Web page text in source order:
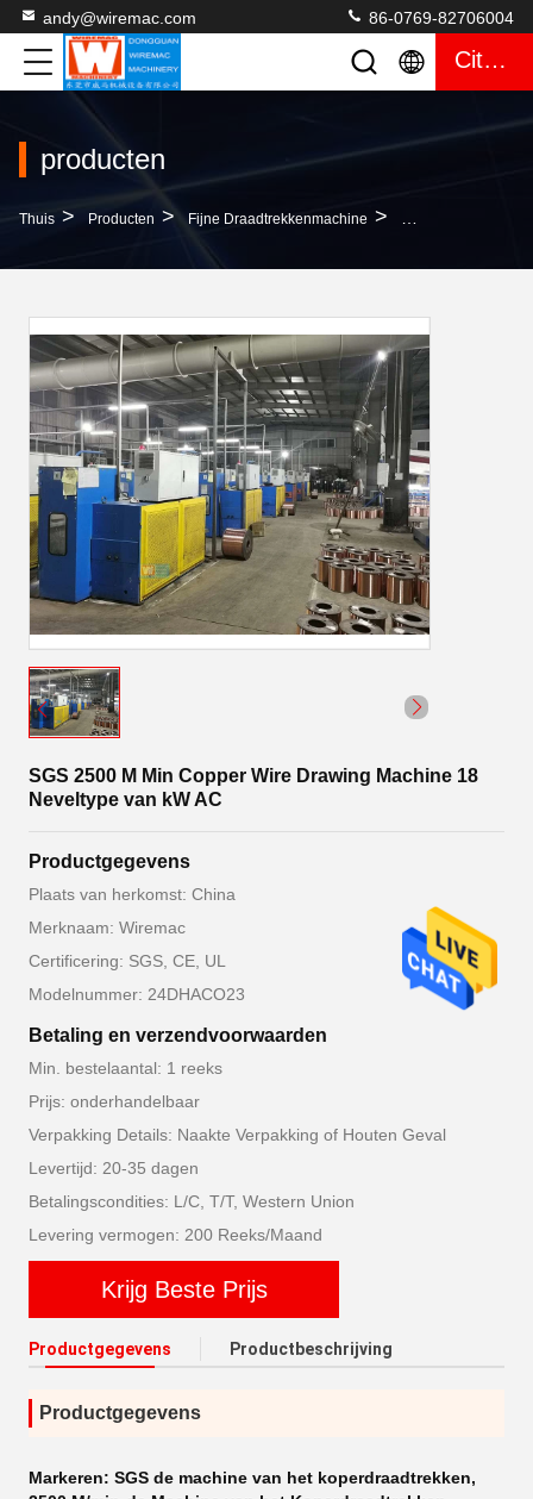
andy@wiremac.com 86-0769-82706004
Citaat
producten
Thuis > Producten > Fijne Draadtrekkenmachine > SGS 2500 M Min
SGS 2500 M Min Copper Wire Drawing Machine 18
Neveltype van kW AC
Productgegevens
Plaats van herkomst: China
Merknaam: Wiremac
Certificering: SGS, CE, UL
Modelnummer: 24DHACO23
Betaling en verzendvoorwaarden
Min. bestelaantal: 1 reeks
Prijs: onderhandelbaar
Verpakking Details: Naakte Verpakking of Houten Geval
Levertijd: 20-35 dagen
Betalingscondities: L/C, T/T, Western Union
Levering vermogen: 200 Reeks/Maand
Krijg Beste Prijs
Productgegevens Productbeschrijving
Productgegevens
Markeren: SGS de machine van het koperdraadtrekken,